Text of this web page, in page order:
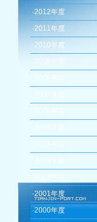
·2012年度
·2011年度
·2010年度
2009年度
·2001年度
·2000年度